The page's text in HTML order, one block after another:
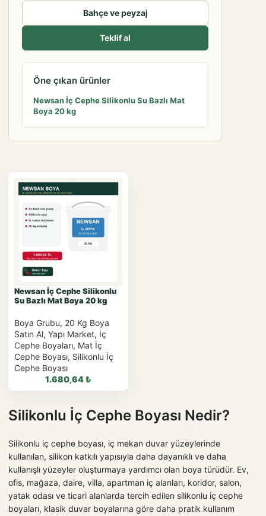
Bahçe ve peyzaj
Teklif al
Öne çıkan ürünler
Newsan İç Cephe Silikonlu Su Bazlı Mat
Boya 20 kg
Newsan İç Cephe Silikonlu
Su Bazlı Mat Boya 20 kg
Boya Grubu, 20 Kg Boya
Satın Al, Yapı Market, İç
Cephe Boyaları, Mat İç
Cephe Boyası, Silikonlu İç
Cephe Boyası
1.680,64₺
WhatsApp ile
Sipariş
WhatsApp Teklif Al
Silikonlu İç Cephe Boyası Nedir?
Silikonlu iç cephe boyası, iç mekan duvar yüzeylerinde
kullanılan, silikon katkılı yapısıyla daha dayanıklı ve daha
kullanışlı yüzeyler oluşturmaya yardımcı olan boya türüdür. Ev,
ofis, mağaza, daire, villa, apartman iç alanları, koridor, salon,
yatak odası ve ticari alanlarda tercih edilen silikonlu iç cephe
boyaları, klasik duvar boyalarına göre daha pratik kullanım